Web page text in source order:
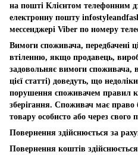
на пошті Клієнтом телефонним
електронну пошту
мессенджері Viber по номеру
Вимоги споживача, передбачені
втіленню, якщо продавець,
задовольняє вимоги споживача,
цієї статті) доведуть, що
порушення споживачем правил
зберігання. Споживач має право
товару особисто або через свого
Повернення здійснюється за
Повернення коштів